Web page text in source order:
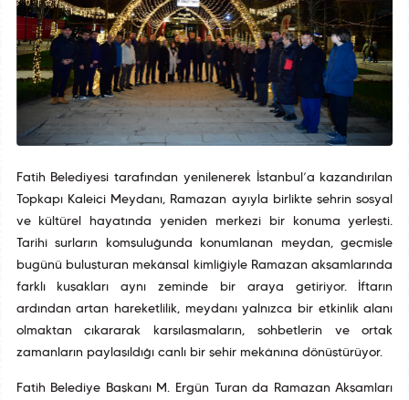
Fatih Belediyesi tarafından yenilenerek İstanbul’a kazandırılan
Topkapı Kaleiçi Meydanı, Ramazan ayıyla birlikte şehrin sosyal
ve kültürel hayatında yeniden merkezi bir konuma yerleşti.
Tarihî surların komşuluğunda konumlanan meydan, geçmişle
bugünü buluşturan mekânsal kimliğiyle Ramazan akşamlarında
farklı kuşakları aynı zeminde bir araya getiriyor. İftarın
ardından artan hareketlilik, meydanı yalnızca bir etkinlik alanı
olmaktan çıkararak karşılaşmaların, sohbetlerin ve ortak
zamanların paylaşıldığı canlı bir şehir mekânına dönüştürüyor.
Fatih Belediye Başkanı M. Ergün Turan da Ramazan Akşamları